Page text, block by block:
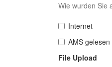
Wie wurden Sie
Internet
AMS gelesen
File Upload